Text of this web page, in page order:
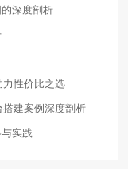
深度剖析
性价比之选
建案例深度剖析
实践